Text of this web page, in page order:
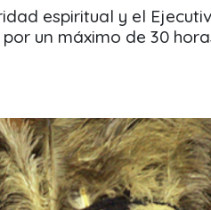
espiritual y el
un máximo de 30